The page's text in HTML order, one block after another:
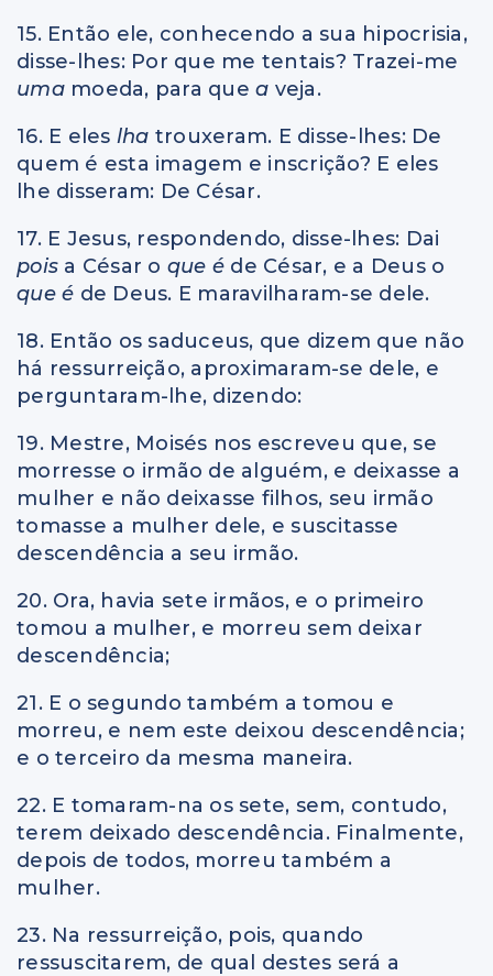
15. Então ele, conhecendo a sua hipocrisia,
disse-lhes: Por que me tentais? Trazei-me
uma moeda, para que a veja.
16. E eles lha trouxeram. E disse-lhes: De
quem é esta imagem e inscrição? E eles
lhe disseram: De César.
17. E Jesus, respondendo, disse-lhes: Dai
pois a César o que é de César, e a Deus o
que é de Deus. E maravilharam-se dele.
18. Então os saduceus, que dizem que não
há ressurreição, aproximaram-se dele, e
perguntaram-lhe, dizendo:
19. Mestre, Moisés nos escreveu que, se
morresse o irmão de alguém, e deixasse a
mulher e não deixasse filhos, seu irmão
tomasse a mulher dele, e suscitasse
descendência a seu irmão.
20. Ora, havia sete irmãos, e o primeiro
tomou a mulher, e morreu sem deixar
descendência;
21. E o segundo também a tomou e
morreu, e nem este deixou descendência;
e o terceiro da mesma maneira.
22. E tomaram-na os sete, sem, contudo,
terem deixado descendência. Finalmente,
depois de todos, morreu também a
mulher.
23. Na ressurreição, pois, quando
ressuscitarem, de qual destes será a